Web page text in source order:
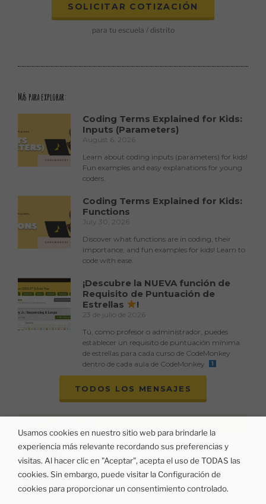
TODOS LOS MENSAJES
SOLICITAR COTIZACIÓN
para tu escuela / distrito
Más para explorar:
Coding Terms Explained for Kids:
Inputs (Parameters)
August 6, 2026
Learn about coding inputs (parameters) for kids!
Fun examples and easy explanations for young
coders.
Coding Terms Explained for Kids:
Functions
July 30, 2026
Discover what functions are in coding, their
importance, and fun examples for kids! Learn to
code with ease.
¡Descubre la NUEVA función de
Requisito de Puntuación de
Estrellas
!
23 de julio de 2026
Tú, como profesor o administrador, puedes
establecer un requisito de puntuación mínima
de estrellas para cada curso de CodeMonkey
dentro de cada aula de CodeMonkey.
Usamos cookies en nuestro sitio web para brindarle la
experiencia más relevante recordando sus preferencias y
visitas. Al hacer clic en "Aceptar", acepta el uso de TODAS las
cookies. Sin embargo, puede visitar la Configuración de
cookies para proporcionar un consentimiento controlado.